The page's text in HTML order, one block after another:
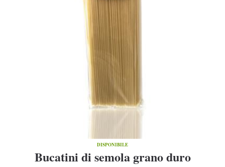
DISPONIBILE
Bucatini di semola grano duro